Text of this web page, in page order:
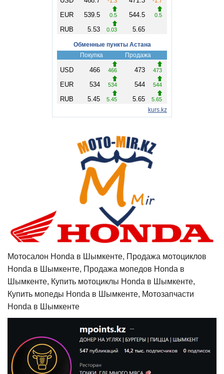
Мотосалон Honda в Шымкенте, Продажа мотоциклов
Honda в Шымкенте, Продажа мопедов Honda в
Шымкенте, Купить мотоциклы Honda в Шымкенте,
Купить мопеды Honda в Шымкенте, Мотозапчасти
Honda в Шымкенте